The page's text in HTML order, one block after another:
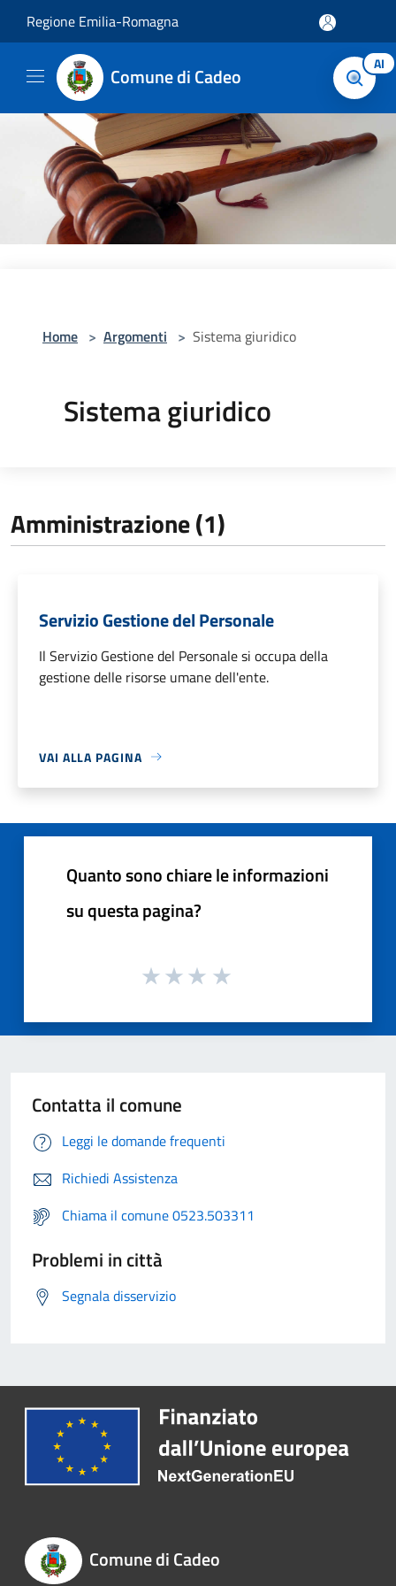
Regione Emilia-Romagna
Comune di Cadeo AI
Home > Argomenti > Sistema giuridico
Sistema giuridico
Amministrazione (1)
Servizio Gestione del Personale
Il Servizio Gestione del Personale si occupa della
gestione delle risorse umane dell'ente.
VAI ALLA PAGINA
Quanto sono chiare le informazioni
su questa pagina?
Contatta il comune
Leggi le domande frequenti
Richiedi Assistenza
Chiama il comune 0523.503311
Problemi in città
Segnala disservizio
Comune di Cadeo